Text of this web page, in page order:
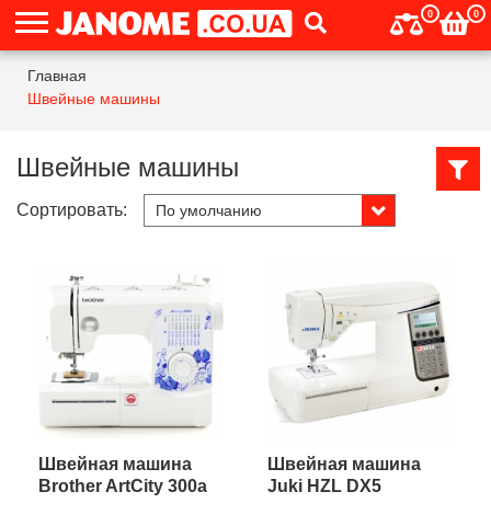
0 0
Главная
Швейные машины
Швейные машины
Сортировать:
Швейная машина
Brother ArtCity 300a
Швейная машина
Juki HZL DX5